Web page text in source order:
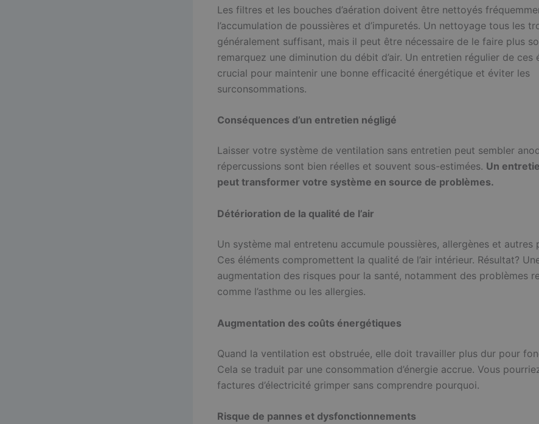
Les filtres et les bouches d’aération doivent être nettoyés
l’accumulation de poussières et d’impuretés. Un nettoyage tous les
généralement suffisant, mais il peut être nécessaire de le faire plus
remarquez une diminution du débit d’air. Un entretien régulier de ces
crucial pour maintenir une bonne efficacité énergétique et éviter les
surconsommations.
Conséquences d’un entretien négligé
Laisser votre système de ventilation sans entretien peut sembler
répercussions sont bien réelles et souvent sous-estimées. Un
peut transformer votre système en source de problèmes.
Détérioration de la qualité de l’air
Un système mal entretenu accumule poussières, allergènes et autres
Ces éléments compromettent la qualité de l’air intérieur. Résultat?
augmentation des risques pour la santé, notamment des problèmes
comme l’asthme ou les allergies.
Augmentation des coûts énergétiques
Quand la ventilation est obstruée, elle doit travailler plus dur pour
Cela se traduit par une consommation d’énergie accrue. Vous
factures d’électricité grimper sans comprendre pourquoi.
Risque de pannes et dysfonctionnements